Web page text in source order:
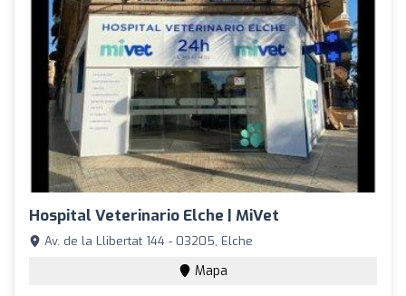
Hospital Veterinario Elche | MiVet
Av. de la Llibertat 144 - 03205, Elche
Mapa